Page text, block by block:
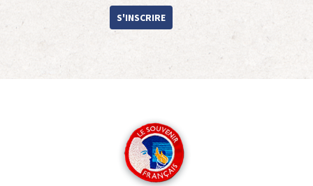
S'INSCRIRE